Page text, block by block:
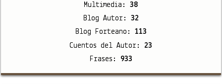
Multimedia:38
Blog Autor: 32
Blog Forteano: 113
Cuentos del Autor: 23
Frases: 933